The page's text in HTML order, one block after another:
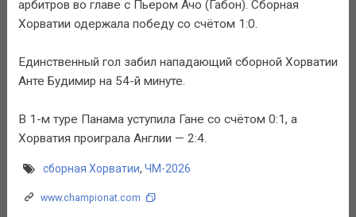
арбитров во главе с Пьером Ачо (Габон). Сборная
Хорватии одержала победу со счётом 1:0.
Единственный гол забил нападающий сборной Хорватии
Анте Будимир на 54-й минуте.
В 1-м туре Панама уступила Гане со счётом 0:1, а
Хорватия проиграла Англии — 2:4.
сборная Хорватии, ЧМ-2026
www.championat.com